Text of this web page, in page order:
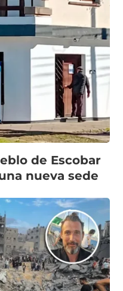
de Escobar
nueva sede